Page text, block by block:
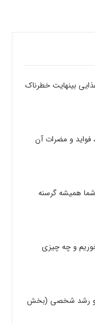
حد این 8 ماده غذایی بینهایت خطرناک
و مضرات آن
شما همیشه گرسنه
و چه چیزی
و رشد شخصی (بخش